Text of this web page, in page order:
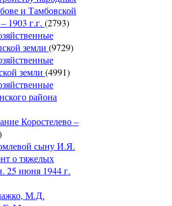
и Тамбовской
1903 г.г. (2793)
земли (9729)
земли (4991)
района
Коростелево –
сыну И.Я.
о тяжелых
25 июня 1944 г.
М.Д.